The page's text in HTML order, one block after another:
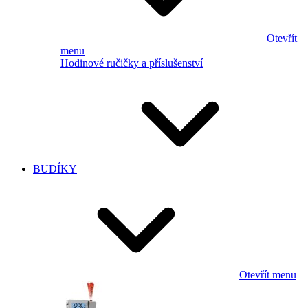
Otevřít
menu
Hodinové ručičky a příslušenství
BUDÍKY
Otevřít menu